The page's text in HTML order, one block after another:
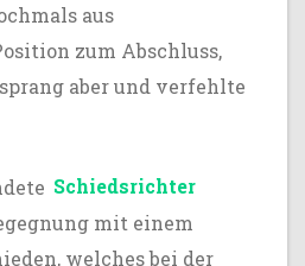
aus
zum Abschluss,
aber und verfehlte
Schiedsrichter
mit einem
welches bei der